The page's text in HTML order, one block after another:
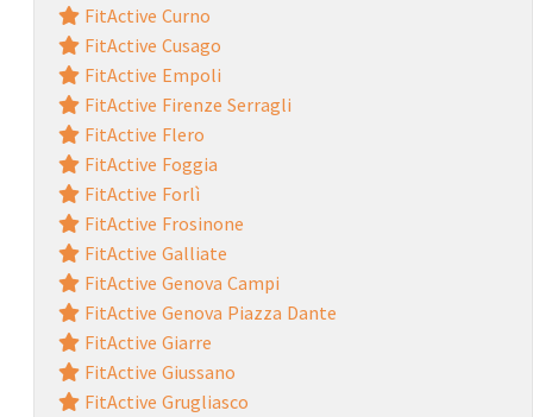
FitActive Curno
FitActive Cusago
FitActive Empoli
FitActive Firenze Serragli
FitActive Flero
FitActive Foggia
FitActive Forlì
FitActive Frosinone
FitActive Galliate
FitActive Genova Campi
FitActive Genova Piazza Dante
FitActive Giarre
FitActive Giussano
FitActive Grugliasco